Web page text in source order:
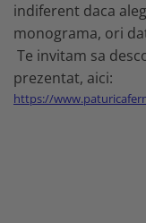
indiferent daca
monograma, ori
Te invitam sa
prezentat, aici:
https://